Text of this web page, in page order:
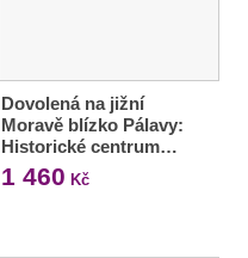
Dovolená na jižní
Moravě blízko Pálavy:
Historické centrum…
1 460 Kč